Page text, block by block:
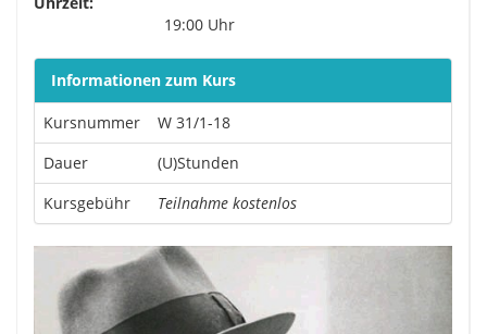
19:00 Uhr
Informationen zum Kurs
Kursnummer
W 31/1-18
Dauer
(U)Stunden
Kursgebühr
Teilnahme kostenlos